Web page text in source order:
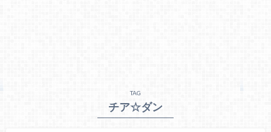
TAG
チア☆ダン